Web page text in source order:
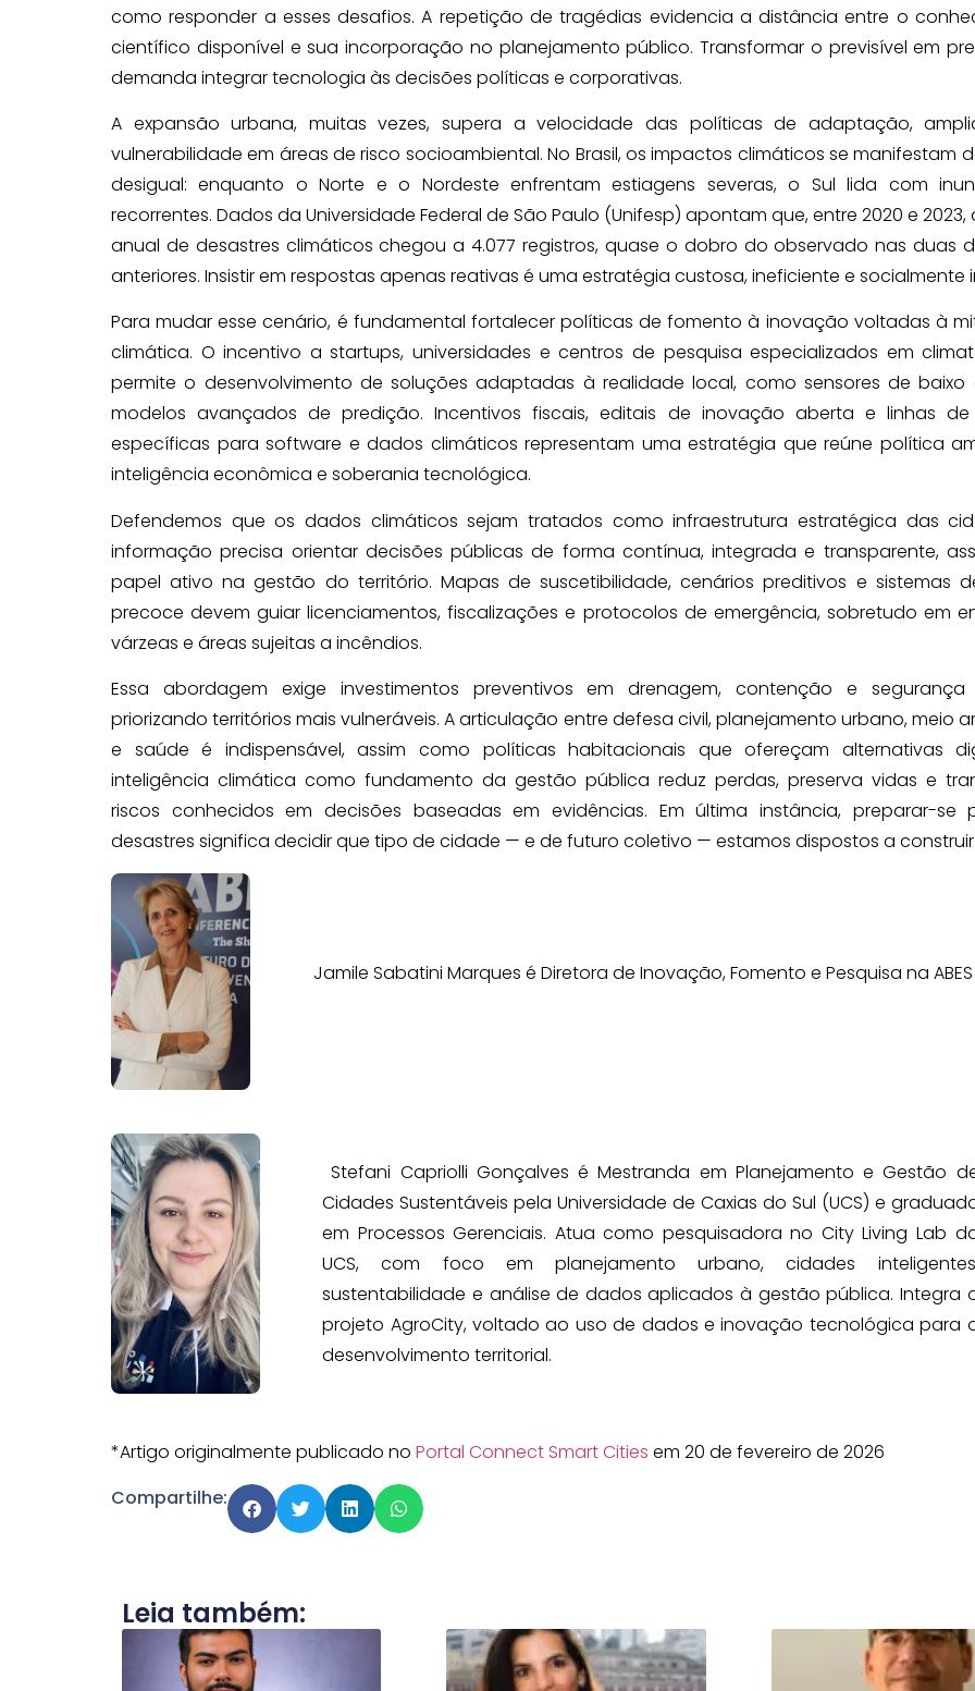
como responder a esses desafios. A repetição de tragédias evidencia a distância entre o
científico disponível e sua incorporação no planejamento público. Transformar o previsível em
demanda integrar tecnologia às decisões políticas e corporativas.
A expansão urbana, muitas vezes, supera a velocidade das políticas de adaptação,
vulnerabilidade em áreas de risco socioambiental. No Brasil, os impactos climáticos se manifestam
desigual: enquanto o Norte e o Nordeste enfrentam estiagens severas, o Sul lida com
recorrentes. Dados da Universidade Federal de São Paulo (Unifesp) apontam que, entre 2020 e 2023,
anual de desastres climáticos chegou a 4.077 registros, quase o dobro do observado nas duas
anteriores. Insistir em respostas apenas reativas é uma estratégia custosa, ineficiente e socialmente
Para mudar esse cenário, é fundamental fortalecer políticas de fomento à inovação voltadas à
climática. O incentivo a startups, universidades e centros de pesquisa especializados em
permite o desenvolvimento de soluções adaptadas à realidade local, como sensores de baixo
modelos avançados de predição. Incentivos fiscais, editais de inovação aberta e linhas
específicas para software e dados climáticos representam uma estratégia que reúne política
inteligência econômica e soberania tecnológica.
Defendemos que os dados climáticos sejam tratados como infraestrutura estratégica das
informação precisa orientar decisões públicas de forma contínua, integrada e transparente,
papel ativo na gestão do território. Mapas de suscetibilidade, cenários preditivos e sistemas
precoce devem guiar licenciamentos, fiscalizações e protocolos de emergência, sobretudo em
várzeas e áreas sujeitas a incêndios.
Essa abordagem exige investimentos preventivos em drenagem, contenção e segurança
priorizando territórios mais vulneráveis. A articulação entre defesa civil, planejamento urbano, meio
e saúde é indispensável, assim como políticas habitacionais que ofereçam alternativas
inteligência climática como fundamento da gestão pública reduz perdas, preserva vidas e
riscos conhecidos em decisões baseadas em evidências. Em última instância, preparar-se
desastres significa decidir que tipo de cidade — e de futuro coletivo — estamos dispostos a construir.
Jamile Sabatini Marques é Diretora de Inovação, Fomento e Pesquisa na ABES
Stefani Capriolli Gonçalves é Mestranda em Planejamento e Gestão
Cidades Sustentáveis pela Universidade de Caxias do Sul (UCS) e
em Processos Gerenciais. Atua como pesquisadora no City Living Lab
UCS, com foco em planejamento urbano, cidades
sustentabilidade e análise de dados aplicados à gestão pública. Integra
projeto AgroCity, voltado ao uso de dados e inovação tecnológica para
desenvolvimento territorial.
*Artigo originalmente publicado no Portal Connect Smart Cities em 20 de fevereiro de 2026
Compartilhe:
Leia também: